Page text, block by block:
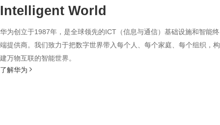
Intelligent World
华为创立于1987年，是全球领先的ICT（信息与通信）基础设施和智能终
端提供商。我们致力于把数字世界带入每个人、每个家庭、每个组织，构
建万物互联的智能世界。
了解华为